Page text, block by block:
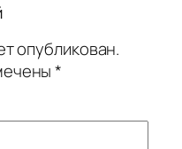
опубликован.
*